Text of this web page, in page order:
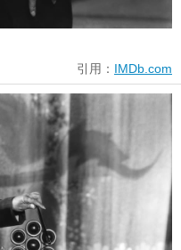
引用： IMDb.com